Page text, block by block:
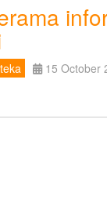
15 October